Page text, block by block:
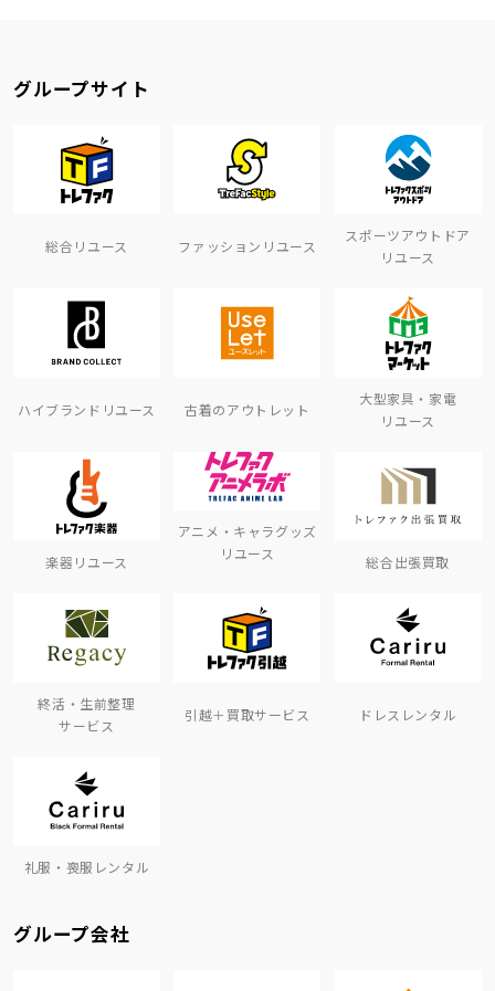
グループサイト
総合リユース ファッションリユース
スポーツアウトドア
リユース
ハイブランドリユース 古着のアウトレット
大型家具・家電
リユース
楽器リユース
アニメ・キャラグッズ
リユース
総合出張買取
終活・生前整理
サービス
引越＋買取サービス ドレスレンタル
礼服・喪服レンタル
グループ会社